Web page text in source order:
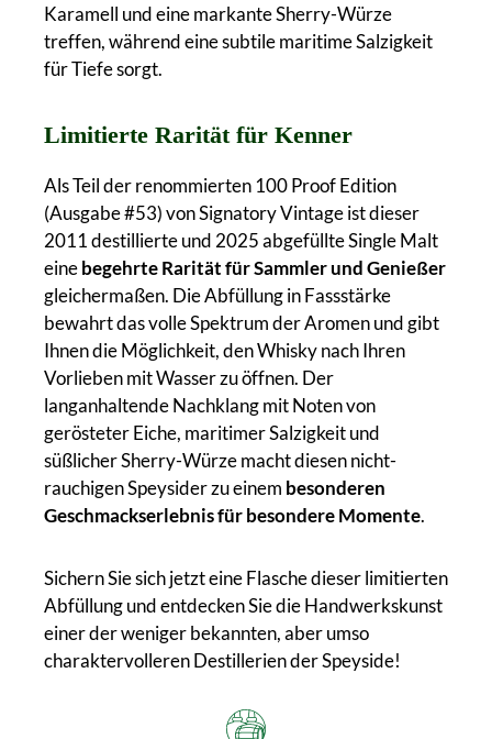
Karamell und eine markante Sherry-Würze
treffen, während eine subtile maritime Salzigkeit
für Tiefe sorgt.
Limitierte Rarität für Kenner
Als Teil der renommierten 100 Proof Edition
(Ausgabe #53) von Signatory Vintage ist dieser
2011 destillierte und 2025 abgefüllte Single Malt
einebegehrte Rarität für Sammler und Genießer
gleichermaßen. Die Abfüllung in Fassstärke
bewahrt das volle Spektrum der Aromen und gibt
Ihnen die Möglichkeit, den Whisky nach Ihren
Vorlieben mit Wasser zu öffnen. Der
langanhaltende Nachklang mit Noten von
gerösteter Eiche, maritimer Salzigkeit und
süßlicher Sherry-Würze macht diesen nicht-
rauchigen Speysider zu einem besonderen
Geschmackserlebnis für besondere Momente.
Sichern Sie sich jetzt eine Flasche dieser limitierten
Abfüllung und entdecken Sie die Handwerkskunst
einer der weniger bekannten, aber umso
charaktervolleren Destillerien der Speyside!